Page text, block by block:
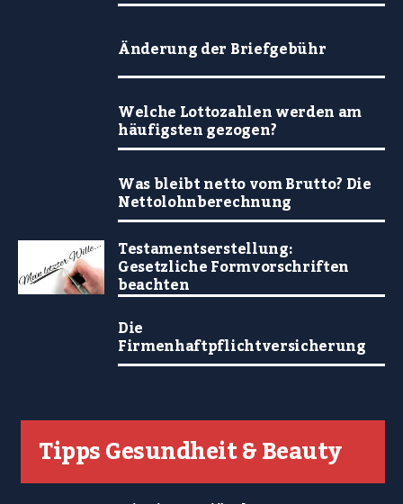
Änderung der Briefgebühr
Welche Lottozahlen werden am
häufigsten gezogen?
Was bleibt netto vom Brutto? Die
Nettolohnberechnung
Testamentserstellung:
Gesetzliche Formvorschriften
beachten
Die
Firmenhaftpflichtversicherung
Tipps Gesundheit & Beauty